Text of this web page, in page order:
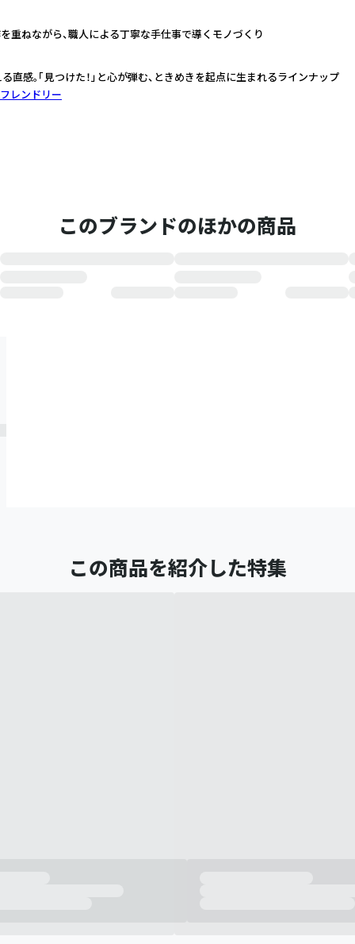
重ねながら、職人による丁寧な手仕事で導くモノづくり
直感。「見つけた！」と心が弾む、ときめきを起点に生まれるラインナップ
レンドリー
このブランドのほかの商品
この商品を紹介した特集